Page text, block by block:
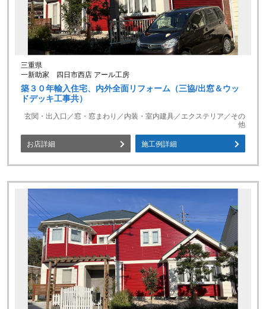
三重県
一新助家 四日市西店 アール工房
築３０年輸入住宅、内外全面リフォーム（三協/出窓＆ウッ
ドデッキ工事共）
玄関・出入口／窓・窓まわり／内装・室内建具／エクステリア／その
他
お店詳細 施工例詳細